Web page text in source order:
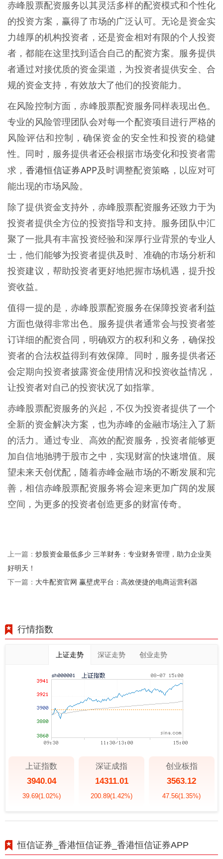
赤峰股票配资服务以其灵活多样的配资模式和个性化
的投资方案，赢得了市场的广泛认可。无论是资金实
力雄厚的机构投资者，还是资金相对有限的个人投资
者，都能在这里找到适合自己的配资方案。服务提供
者通过对接优质的资金渠道，为投资者提供安全、合
规的资金支持，有效放大了他们的投资能力。
在风险控制方面，赤峰股票配资服务同样表现出色。
专业的风险管理团队会对每一个配资项目进行严格的
风险评估和控制，确保资金的安全性和投资的稳健
性。同时，服务提供者还会根据市场变化和投资者需
求， 香港恒信证券APP及时调整配资策略，以应对可
能出现的市场风险。
除了提供资金支持外，赤峰股票配资服务还致力于为
投资者提供全方位的投资指导和支持。服务团队中汇
聚了一批具有丰富投资经验和深厚行业背景的专业人
士，他们能够为投资者提供及时、准确的市场分析和
投资建议，帮助投资者更好地把握市场机遇，提升投
资收益。
值得一提的是，赤峰股票配资服务在保障投资者利益
方面也做得非常出色。服务提供者通常会与投资者签
订详细的配资合同，明确双方的权利和义务，确保投
资者的合法权益得到有效保障。同时，服务提供者还
会定期向投资者披露资金使用情况和投资收益情况，
让投资者对自己的投资状况了如指掌。
赤峰股票配资服务的兴起，不仅为投资者提供了一个
全新的资金解决方案，也为赤峰的金融市场注入了新
的活力。通过专业、高效的配资服务，投资者能够更
加自信地驰骋于股市之中，实现财富的快速增值。展
望未来天创优配，随着赤峰金融市场的不断发展和完
善，相信赤峰股票配资服务将会迎来更加广阔的发展
空间，为更多的投资者创造更多的财富传奇。
上一篇： 炒股资金最低多少 三羊财务：专业财务管理，助力企业美
好明天！
下一篇： 大牛配资官网 赢壁虎平台：高效便捷的电商运营利器
行情指数
上证走势 深证走势 创业走势
上证指数
3940.04
39.69(1.02%)
深证成指
14311.01
200.89(1.42%)
创业板指
3563.12
47.56(1.35%)
恒信证券_香港恒信证券_香港恒信证券APP